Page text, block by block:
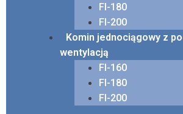
FI-180
FI-200
Komin jednociągowy z
wentylacją
FI-160
FI-180
FI-200